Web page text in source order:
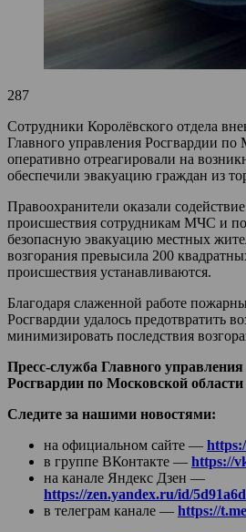
287
Сотрудники Королёвского отдела
Главного управления Росгвардии по
оперативно отреагировали на
обеспечили эвакуацию граждан из
Правоохранители оказали
происшествия сотрудникам МЧС и
безопасную эвакуацию местных
возгорания превысила 200
происшествия устанавливаются.
Благодаря слаженной работе
Росгвардии удалось предотвратить
минимизировать последствия
Пресс-служба Главного управления
Росгвардии по Московской области
Следите за нашими новостями:
на официальном сайте —
в группе ВКонтакте — https://
на канале Яндекс Дзен —
https://zen.yandex.ru/id/
в телеграм канале — https://